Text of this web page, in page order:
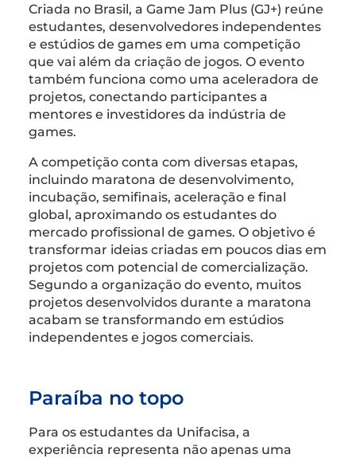
Criada no Brasil, a Game Jam Plus (GJ+) reúne
estudantes, desenvolvedores independentes
e estúdios de games em uma competição
que vai além da criação de jogos. O evento
também funciona como uma aceleradora de
projetos, conectando participantes a
mentores e investidores da indústria de
games.
A competição conta com diversas etapas,
incluindo maratona de desenvolvimento,
incubação, semifinais, aceleração e final
global, aproximando os estudantes do
mercado profissional de games. O objetivo é
transformar ideias criadas em poucos dias em
projetos com potencial de comercialização.
Segundo a organização do evento, muitos
projetos desenvolvidos durante a maratona
acabam se transformando em estúdios
independentes e jogos comerciais.
Paraíba no topo
Para os estudantes da Unifacisa, a
experiência representa não apenas uma